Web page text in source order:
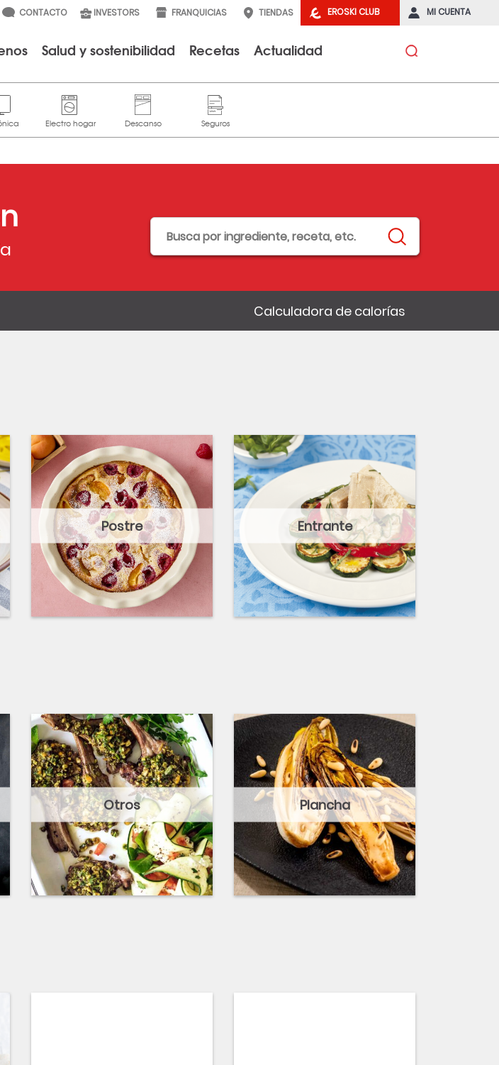
EROSKI CLUB MI CUENTA
CONTACTO INVESTORS FRANQUICIAS TIENDAS
Salud y sostenibilidad Recetas Actualidad
Calculadora de calorías
Postre Entrante
Otros Plancha